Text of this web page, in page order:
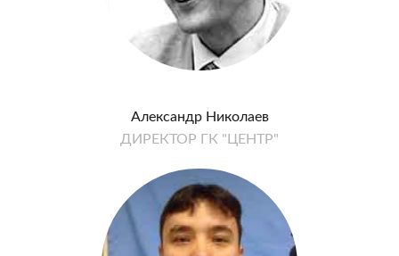
Александр Николаев
ДИРЕКТОР ГК "ЦЕНТР"